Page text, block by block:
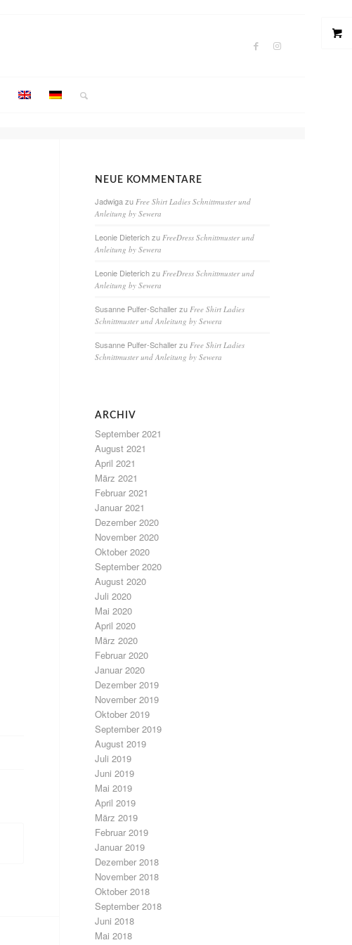
NEUE KOMMENTARE
Jadwigazu Free Shirt Ladies Schnittmuster und
Anleitung by Sewera
Leonie Dieterichzu FreeDress Schnittmuster und
Anleitung by Sewera
Leonie Dieterichzu FreeDress Schnittmuster und
Anleitung by Sewera
Susanne Pulfer-Schallerzu Free Shirt Ladies
Schnittmuster und Anleitung by Sewera
Susanne Pulfer-Schallerzu Free Shirt Ladies
Schnittmuster und Anleitung by Sewera
ARCHIV
September 2021
August 2021
April 2021
März 2021
Februar 2021
Januar 2021
Dezember 2020
November 2020
Oktober 2020
September 2020
August 2020
Juli 2020
Mai 2020
April 2020
März 2020
Februar 2020
Januar 2020
Dezember 2019
November 2019
Oktober 2019
September 2019
August 2019
Juli 2019
Juni 2019
Mai 2019
April 2019
März 2019
Februar 2019
Januar 2019
Dezember 2018
November 2018
Oktober 2018
September 2018
Juni 2018
Mai 2018